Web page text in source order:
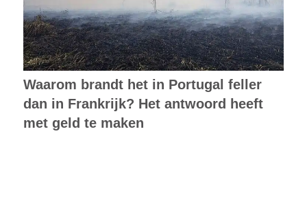
Waarom brandt het in Portugal feller
dan in Frankrijk? Het antwoord heeft
met geld te maken